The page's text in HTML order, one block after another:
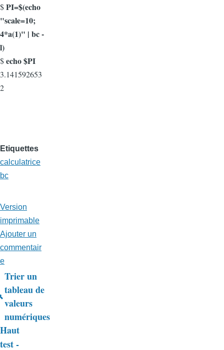
$PI=$(echo
"scale=10;
4*a(1)" | bc -
l)
$echo $PI
3.141592653
2
Etiquettes
calculatrice
bc
Version
imprimable
Ajouter un
commentair
e
Liens
transversaux
de
livre
Trier un
tableau de
valeurs
numériques
Haut
test -